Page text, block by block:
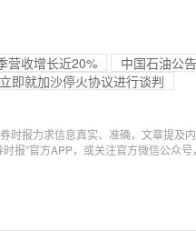
营收增长近20%
中国石油公
即就加沙停火协议进行谈判
时报力求信息真实、准确，文章提及
时报”官方APP，或关注官方微信公众